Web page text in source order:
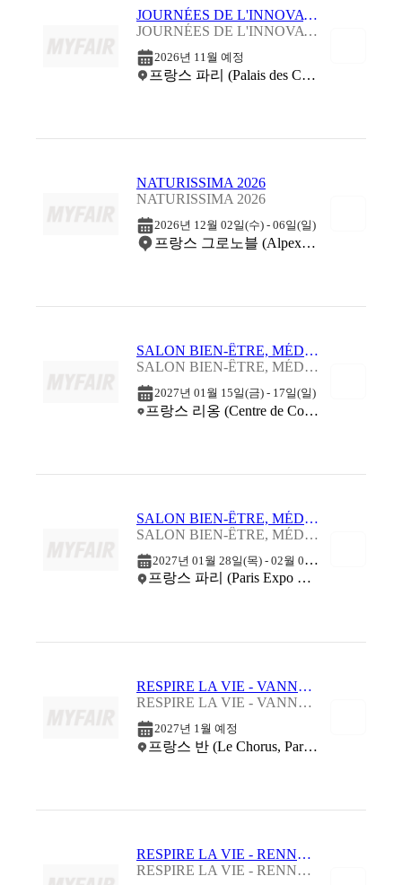
JOURNÉES DE L'INNOVATION EN BIOLOGIE 2026
JOURNÉES DE L'INNOVATION EN BIOLOGIE 2026
2026년 11월 예정
프랑스 파리 (Palais des Congres de Paris)
NATURISSIMA 2026
NATURISSIMA 2026
2026년 12월 02일(수) - 06일(일)
프랑스 그로노블 (Alpexpo)
SALON BIEN-ÊTRE, MÉDECINE DOUCE & THALASSO - LYON 2027
SALON BIEN-ÊTRE, MÉDECINE DOUCE & THALASSO - LYON 2027
2027년 01월 15일(금) - 17일(일)
프랑스 리옹 (Centre de Congrès de Lyon (Cité Internationale))
SALON BIEN-ÊTRE, MÉDECINE DOUCE & THALASSO - PARIS 2027
SALON BIEN-ÊTRE, MÉDECINE DOUCE & THALASSO - PARIS 2027
2
027년 01월 28일(목) - 02월 01일(월)
프랑스 파리 (Paris Expo Porte de Versailles)
RESPIRE LA VIE - VANNES 2027
RESPIRE LA VIE - VANNES 2027
2027년 1월 예정
프랑스 반 (Le Chorus, Parc des expositions)
RESPIRE LA VIE - RENNES 2027
RESPIRE LA VIE - RENNES 2027